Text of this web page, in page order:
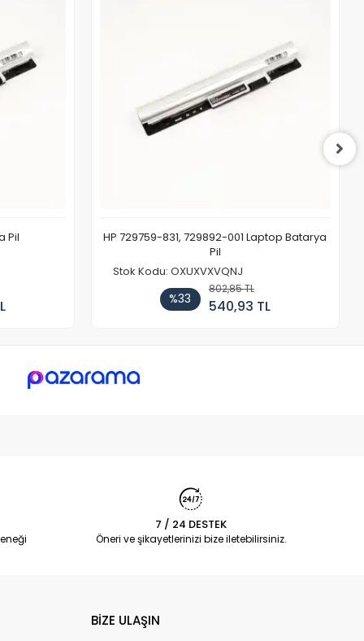
Pil
HP 729759-831, 729892-001 Laptop Batarya
Pil
Stok Kodu: OXUXVXVQNJ
%33
802,85 TL
540,93 TL
7 / 24 DESTEK
Öneri ve şikayetlerinizi bize iletebilirsiniz.
BİZE ULAŞIN